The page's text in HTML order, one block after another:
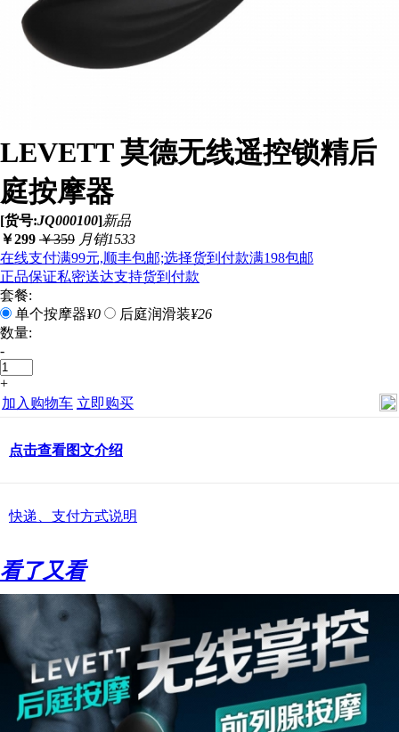
LEVETT 莫德无线遥控锁精后
庭按摩器
[货号:JQ000100]新品
￥299 ￥359 月销1533
在线支付满99元,顺丰包邮;选择货到付款满198包邮
正品保证私密送达支持货到付款
套餐:
单个按摩器¥0 后庭润滑装¥26
数量:
-
+
加入购物车 立即购买
点击查看图文介绍
快递、支付方式说明
看了又看